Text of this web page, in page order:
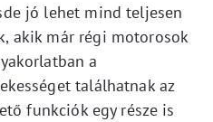
jó lehet mind teljesen
akik már régi motorosok
a
találhatnak az
funkciók egy része is